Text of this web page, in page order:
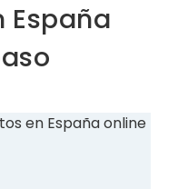
España